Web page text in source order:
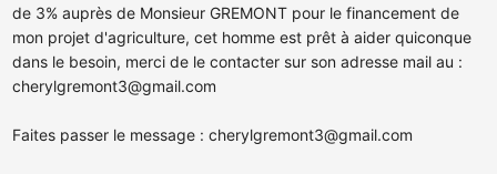
de 3% auprès de Monsieur GREMONT pour le financement de
mon projet d'agriculture, cet homme est prêt à aider quiconque
dans le besoin, merci de le contacter sur son adresse mail au :
cherylgremont3@gmail.com
Faites passer le message : cherylgremont3@gmail.com